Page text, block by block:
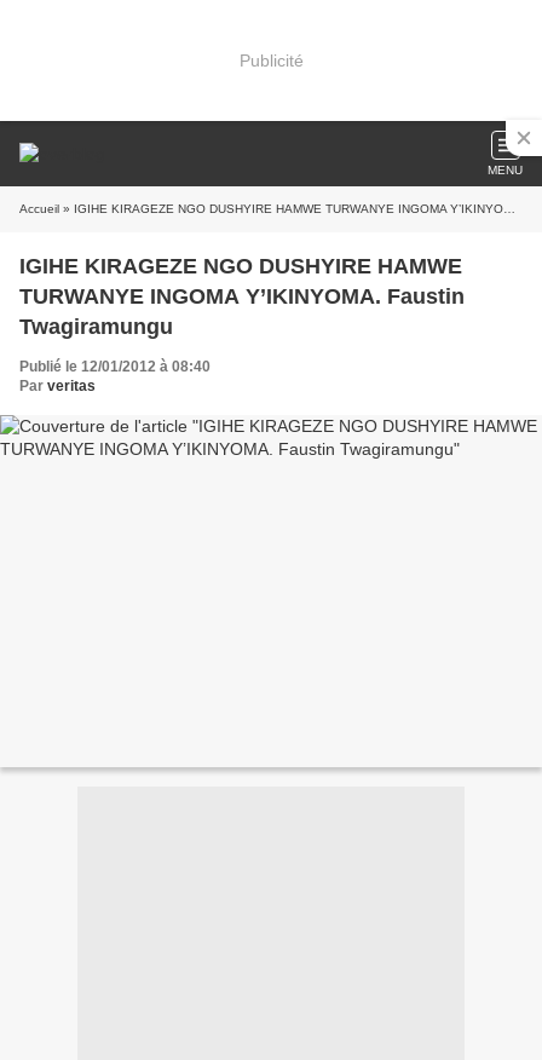
Publicité
MENU
Accueil » IGIHE KIRAGEZE NGO DUSHYIRE HAMWE TURWANYE INGOMA Y’IKINYOMA. Faustin Twagiramungu
IGIHE KIRAGEZE NGO DUSHYIRE HAMWE
TURWANYE INGOMA Y’IKINYOMA. Faustin
Twagiramungu
Publié le 12/01/2012 à 08:40
Par veritas